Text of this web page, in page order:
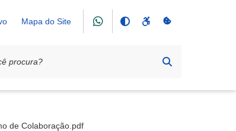
Mapa do Site
Solidário
de Colaboração.pdf